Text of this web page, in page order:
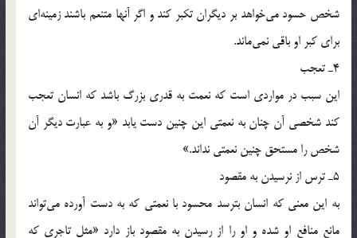
شخص حسود مي‌خواهد بر ديگران تكبر كند و اگر آنها متنعم باشند زمينه‌اي
براي كبر او باقي نمي‌ماند.
4ـ تعجب
اين سبب در مواردي است كه نعمت به قدري بزرگ باشد كه انسان تعجب
كند شخصي آن چنان به نعمتي اين چنين دست يابد «و به عبارت ديگر آن
شخص را مستحق چنين نعمتي نداند.»
5ـ ترس از نرسيدن به مقصود
به اين معني كه انسان بترسد محسود با نعمتي كه به دست آورده مي‌تواند
مانع منافع او شده و او را از رسيدن به مقصود باز دارد «مثل تاجري كه